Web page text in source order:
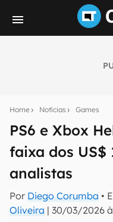
Home Notícias Games
PS6 e Xbox
faixa dos US$
analistas
Por Diego Corumba •
Oliveira | 30/03/2026
notícias e reviews
mão.
E-mail